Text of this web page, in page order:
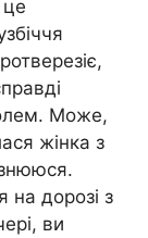
Може,
жінка з
дорозі з
ви